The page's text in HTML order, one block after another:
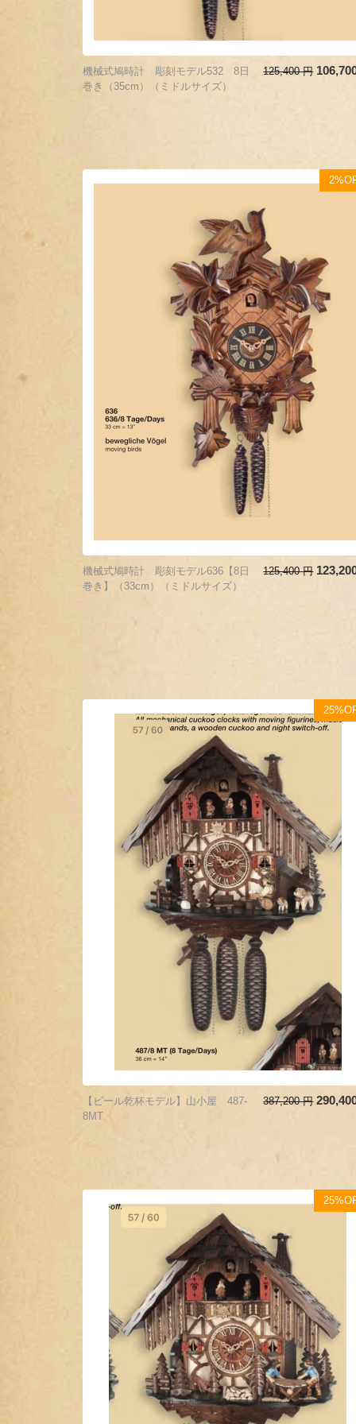
機械式鳩時計 彫刻モデル532 8日
巻き（35cm）（ミドルサイズ）
125,400 円
機械式鳩時計 彫刻モデル636【8日
巻き】（33cm）（ミドルサイズ）
125,400 円
【ビール乾杯モデル】山小屋 487-
8MT
387,200 円